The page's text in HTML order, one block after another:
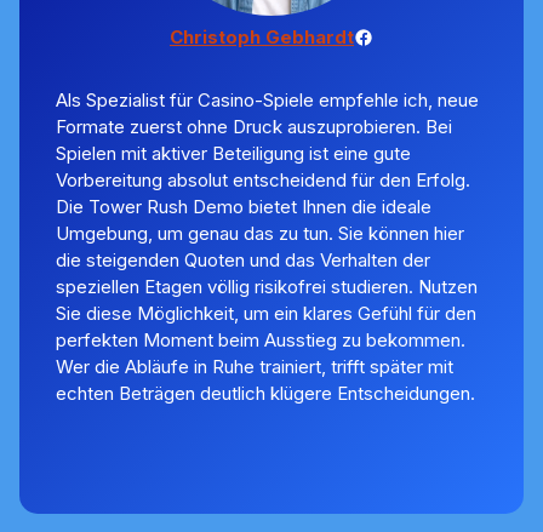
Christoph GebhardtFacebook
Als Spezialist für Casino-Spiele empfehle ich, neue
Formate zuerst ohne Druck auszuprobieren. Bei
Spielen mit aktiver Beteiligung ist eine gute
Vorbereitung absolut entscheidend für den Erfolg.
Die Tower Rush Demo bietet Ihnen die ideale
Umgebung, um genau das zu tun. Sie können hier
die steigenden Quoten und das Verhalten der
speziellen Etagen völlig risikofrei studieren. Nutzen
Sie diese Möglichkeit, um ein klares Gefühl für den
perfekten Moment beim Ausstieg zu bekommen.
Wer die Abläufe in Ruhe trainiert, trifft später mit
echten Beträgen deutlich klügere Entscheidungen.